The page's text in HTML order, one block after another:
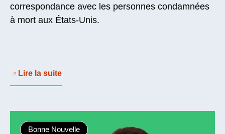
correspondance avec les personnes condamnées
à mort aux États-Unis.
Lire la suite
Bonne Nouvelle